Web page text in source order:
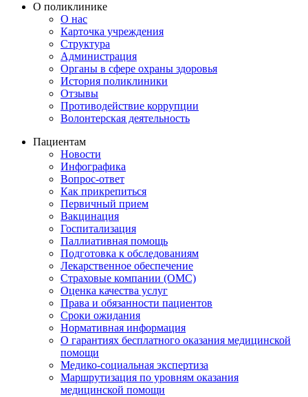
О поликлинике
О нас
Карточка учреждения
Структура
Администрация
Органы в сфере охраны здоровья
История поликлиники
Отзывы
Противодействие коррупции
Волонтерская деятельность
Пациентам
Новости
Инфографика
Вопрос-ответ
Как прикрепиться
Первичный прием
Вакцинация
Госпитализация
Паллиативная помощь
Подготовка к обследованиям
Лекарственное обеспечение
Страховые компании (ОМС)
Оценка качества услуг
Права и обязанности пациентов
Сроки ожидания
Нормативная информация
О гарантиях бесплатного оказания медицинской
помощи
Медико-социальная экспертиза
Маршрутизация по уровням оказания
медицинской помощи